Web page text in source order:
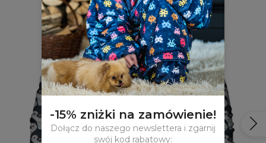
-15% zniżki na zamówienie!
Dołącz do naszego newslettera i zgarnij
swój kod rabatowy: